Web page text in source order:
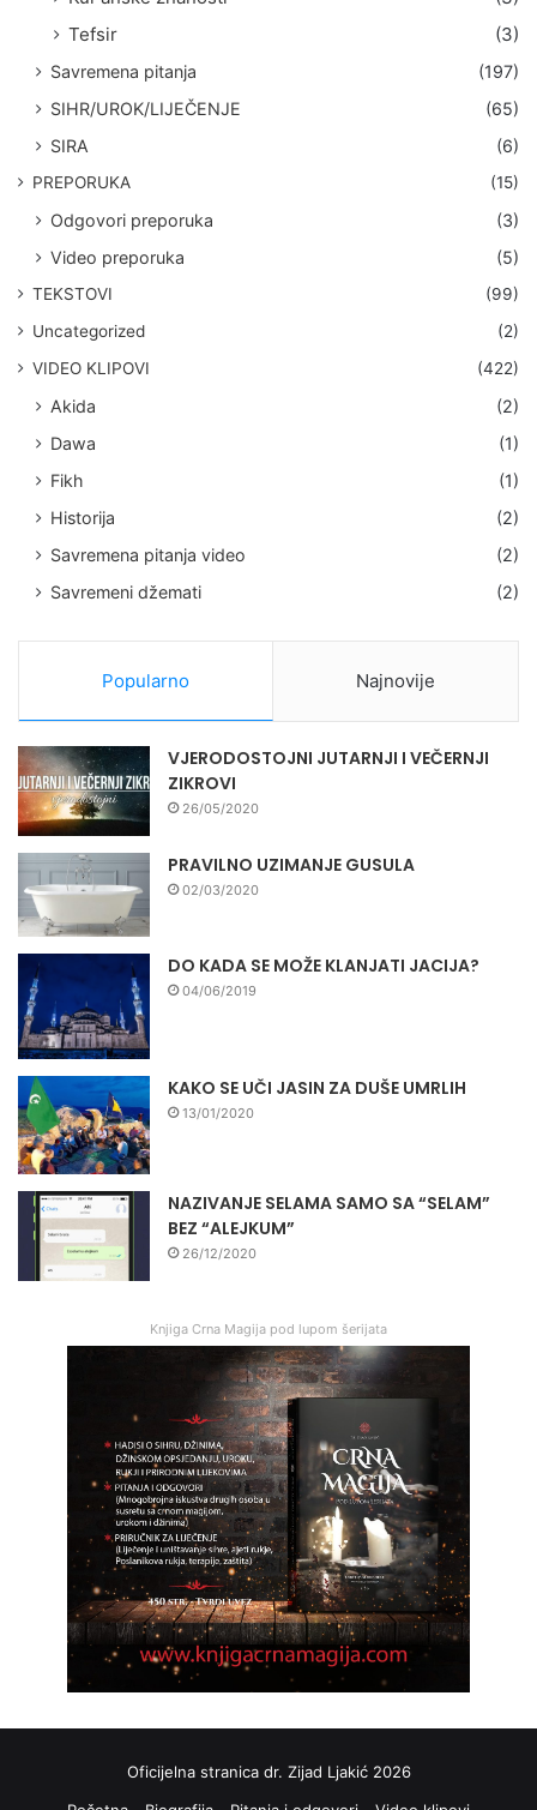
Tefsir
(3)
Savremena pitanja
(197)
SIHR/UROK/LIJEČENJE
(65)
SIRA
(6)
PREPORUKA (15)
Odgovori preporuka
(3)
Video preporuka
(5)
TEKSTOVI
(99)
Uncategorized
(2)
VIDEO KLIPOVI
(422)
Akida
(2)
Dawa
(1)
Fikh
(1)
Historija
(2)
Savremena pitanja video
(2)
Savremeni džemati
(2)
Popularno Najnovije
VJERODOSTOJNI JUTARNJI I VEČERNJI
ZIKROVI
26/05/2020
PRAVILNO UZIMANJE GUSULA
02/03/2020
DO KADA SE MOŽE KLANJATI JACIJA?
04/06/2019
KAKO SE UČI JASIN ZA DUŠE UMRLIH
13/01/2020
NAZIVANJE SELAMA SAMO SA “SELAM”
BEZ “ALEJKUM”
26/12/2020
Knjiga Crna Magija pod lupom šerijata
Oficijelna stranica dr. Zijad Ljakić 2026